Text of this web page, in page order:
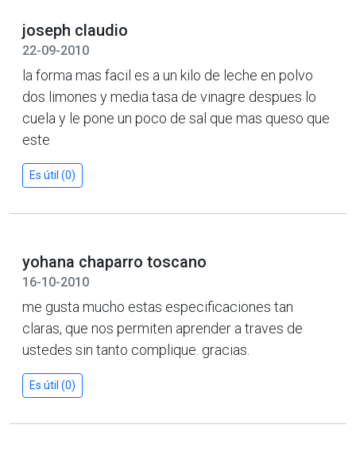
joseph claudio
22-09-2010
la forma mas facil es a un kilo de leche en polvo
dos limones y media tasa de vinagre despues lo
cuela y le pone un poco de sal que mas queso que
este
Es útil (0)
yohana chaparro toscano
16-10-2010
me gusta mucho estas especificaciones tan
claras, que nos permiten aprender a traves de
ustedes sin tanto complique. gracias.
Es útil (0)